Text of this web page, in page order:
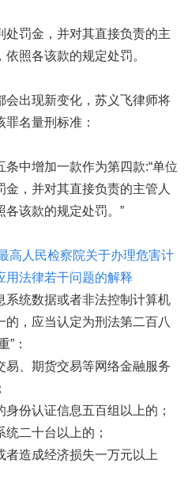
罚金，并对其直接负责的主
照各该款的规定处罚。
会出现新变化，苏义飞律师将
名量刑标准：
中增加一款作为第四款:“单位
，并对其直接负责的主管人
各该款的规定处罚。”
高人民检察院关于办理危害计
用法律若干问题的解释
统数据或者非法控制计算机
，应当认定为刑法第二百八
”：
易、期货交易等网络金融服务
身份认证信息五百组以上的；
统二十台以上的；
者造成经济损失一万元以上